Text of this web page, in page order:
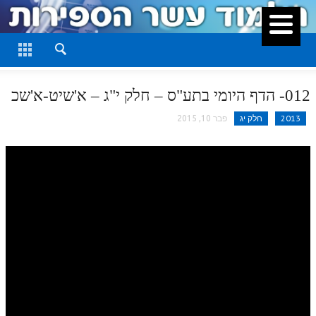
סגור
חלק ב
012- הדף היומי בתע"ס – חלק י"ג – א'שיט-א'שכ
2013 חלק יג פבר 10, 2015